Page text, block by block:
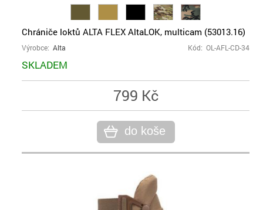
Chrániče loktů ALTA FLEX AltaLOK, multicam (53013.16)
Výrobce: Alta Kód: OL-AFL-CD-34
SKLADEM
799 Kč
do koše